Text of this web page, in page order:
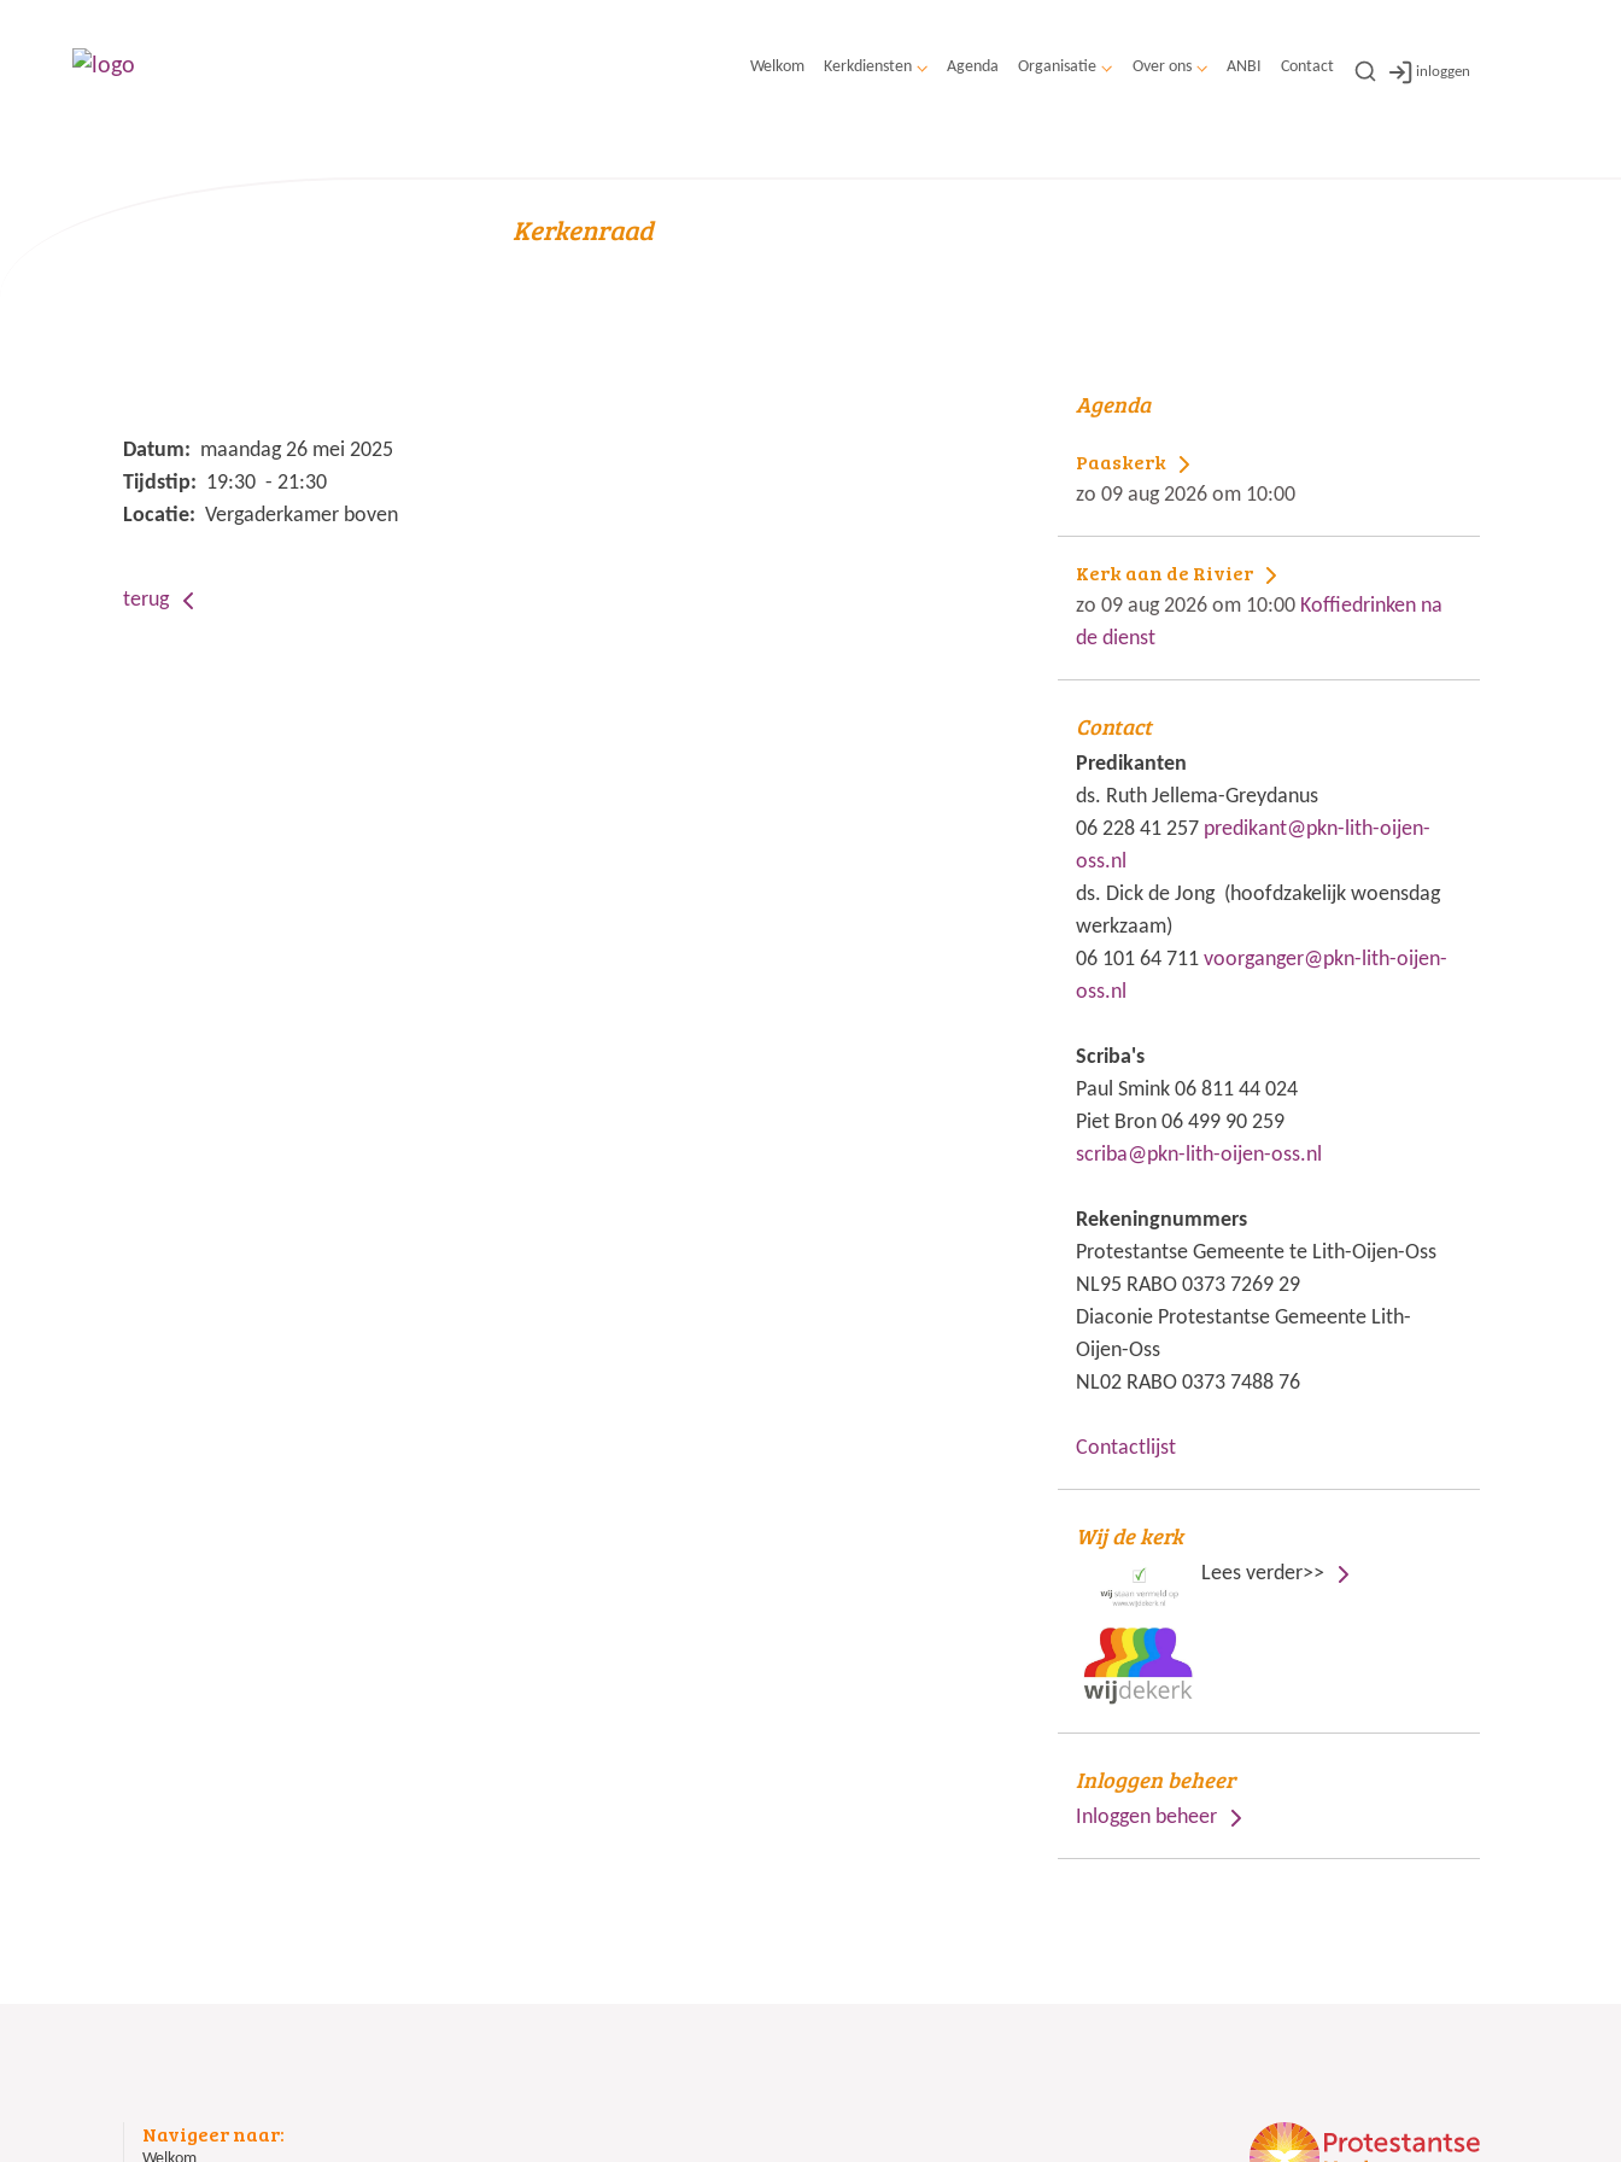
Welkom Kerkdiensten Agenda Organisatie Over ons ANBI Contact inloggen
Kerkenraad
Datum: maandag 26 mei 2025
Tijdstip: 19:30 - 21:30
Locatie: Vergaderkamer boven
terug
Agenda
Paaskerk
zo 09 aug 2026 om 10:00
Kerk aan de Rivier
zo 09 aug 2026 om 10:00 Koffiedrinken na
de dienst
Contact
Predikanten
ds. Ruth Jellema-Greydanus
06 228 41 257 predikant@pkn-lith-oijen-
oss.nl
ds. Dick de Jong (hoofdzakelijk woensdag
werkzaam)
06 101 64 711 voorganger@pkn-lith-oijen-
oss.nl
Scriba's
Paul Smink 06 811 44 024
Piet Bron 06 499 90 259
scriba@pkn-lith-oijen-oss.nl
Rekeningnummers
Protestantse Gemeente te Lith-Oijen-Oss
NL95 RABO 0373 7269 29
Diaconie Protestantse Gemeente Lith-
Oijen-Oss
NL02 RABO 0373 7488 76
Contactlijst
Wij de kerk
Lees verder>>
Inloggen beheer
Inloggen beheer
Navigeer naar: